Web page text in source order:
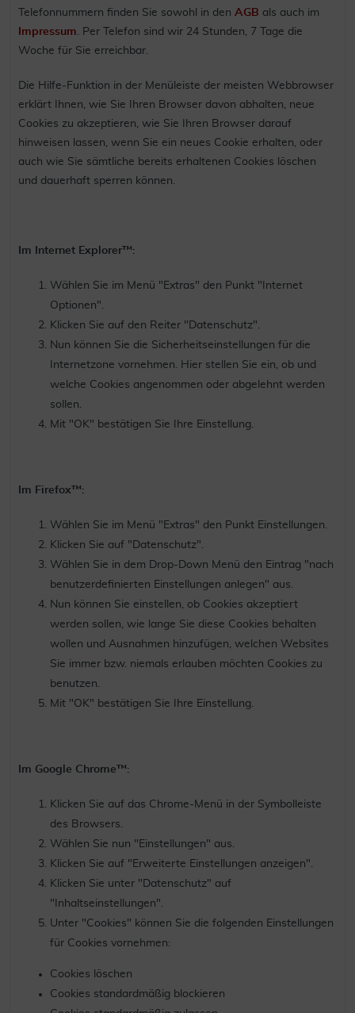
Telefonnummern finden Sie sowohl in den AGB als auch im
Impressum. Per Telefon sind wir 24 Stunden, 7 Tage die
Woche für Sie erreichbar.
Die Hilfe-Funktion in der Menüleiste der meisten Webbrowser
erklärt Ihnen, wie Sie Ihren Browser davon abhalten, neue
Cookies zu akzeptieren, wie Sie Ihren Browser darauf
hinweisen lassen, wenn Sie ein neues Cookie erhalten, oder
auch wie Sie sämtliche bereits erhaltenen Cookies löschen
und dauerhaft sperren können.
Im Internet Explorer™:
Wählen Sie im Menü "Extras" den Punkt "Internet
Optionen".
Klicken Sie auf den Reiter "Datenschutz".
Nun können Sie die Sicherheitseinstellungen für die
Internetzone vornehmen. Hier stellen Sie ein, ob und
welche Cookies angenommen oder abgelehnt werden
sollen.
Mit "OK" bestätigen Sie Ihre Einstellung.
Im Firefox™:
Wählen Sie im Menü "Extras" den Punkt Einstellungen.
Klicken Sie auf "Datenschutz".
Wählen Sie in dem Drop-Down Menü den Eintrag "nach
benutzerdefinierten Einstellungen anlegen" aus.
Nun können Sie einstellen, ob Cookies akzeptiert
werden sollen, wie lange Sie diese Cookies behalten
wollen und Ausnahmen hinzufügen, welchen Websites
Sie immer bzw. niemals erlauben möchten Cookies zu
benutzen.
Mit "OK" bestätigen Sie Ihre Einstellung.
Im Google Chrome™:
Klicken Sie auf das Chrome-Menü in der Symbolleiste
des Browsers.
Wählen Sie nun "Einstellungen" aus.
Klicken Sie auf "Erweiterte Einstellungen anzeigen".
Klicken Sie unter "Datenschutz" auf
"Inhaltseinstellungen".
Unter "Cookies" können Sie die folgenden Einstellungen
für Cookies vornehmen:
Cookies löschen
Cookies standardmäßig blockieren